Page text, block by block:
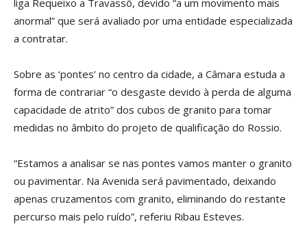
anormal” que será avaliado por uma entidade especializada
a contratar.
Sobre as ‘pontes’ no centro da cidade, a Câmara estuda a
forma de contrariar “o desgaste devido à perda de alguma
capacidade de atrito” dos cubos de granito para tomar
medidas no âmbito do projeto de qualificação do Rossio.
“Estamos a analisar se nas pontes vamos manter o granito
ou pavimentar. Na Avenida será pavimentado, deixando
apenas cruzamentos com granito, eliminando do restante
percurso mais pelo ruído”, referiu Ribau Esteves.